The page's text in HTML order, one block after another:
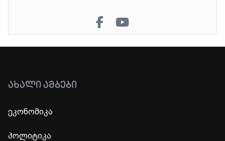
ᲐᲮᲐᲚᲘ ᲐᲛᲑᲔᲑᲘ
ეკონომიკა
პოლიტიკა